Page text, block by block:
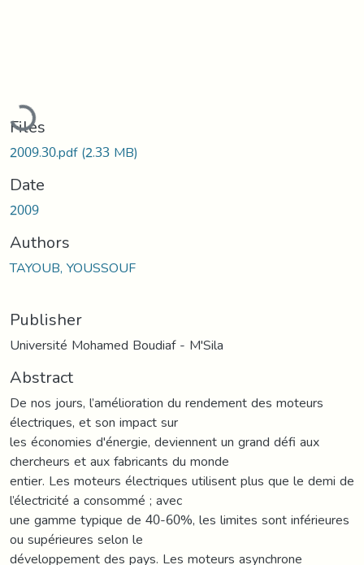
Loading...
Files
2009.30.pdf(2.33 MB)
Date
2009
Authors
TAYOUB, YOUSSOUF
Publisher
Université Mohamed Boudiaf - M'Sila
Abstract
De nos jours, l’amélioration du rendement des moteurs
électriques, et son impact sur
les économies d'énergie, deviennent un grand défi aux
chercheurs et aux fabricants du monde
entier. Les moteurs électriques utilisent plus que le demi de
l’électricité a consommé ; avec
une gamme typique de 40-60%, les limites sont inférieures
ou supérieures selon le
développement des pays. Les moteurs asynchrone